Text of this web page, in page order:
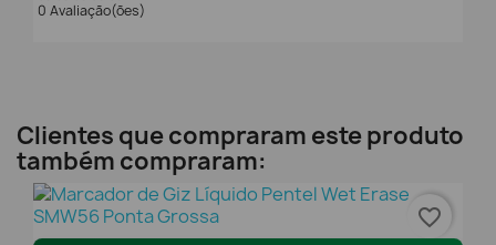
0 Avaliação(ões)
Clientes que compraram este produto
também compraram:
favorite_border